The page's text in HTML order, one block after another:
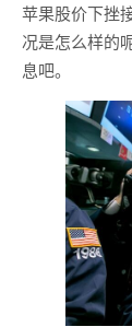
苹果股价下挫
况是怎么样的
息吧。